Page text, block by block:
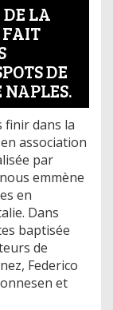
LA
FAIT
DE
NAPLES.
finir dans la
association
par
emmène
en
Dans
baptisée
de
Federico
et